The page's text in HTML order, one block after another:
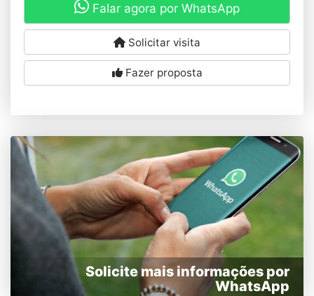
Falar agora por WhatsApp
Solicitar visita
Fazer proposta
Solicite mais informações por
WhatsApp